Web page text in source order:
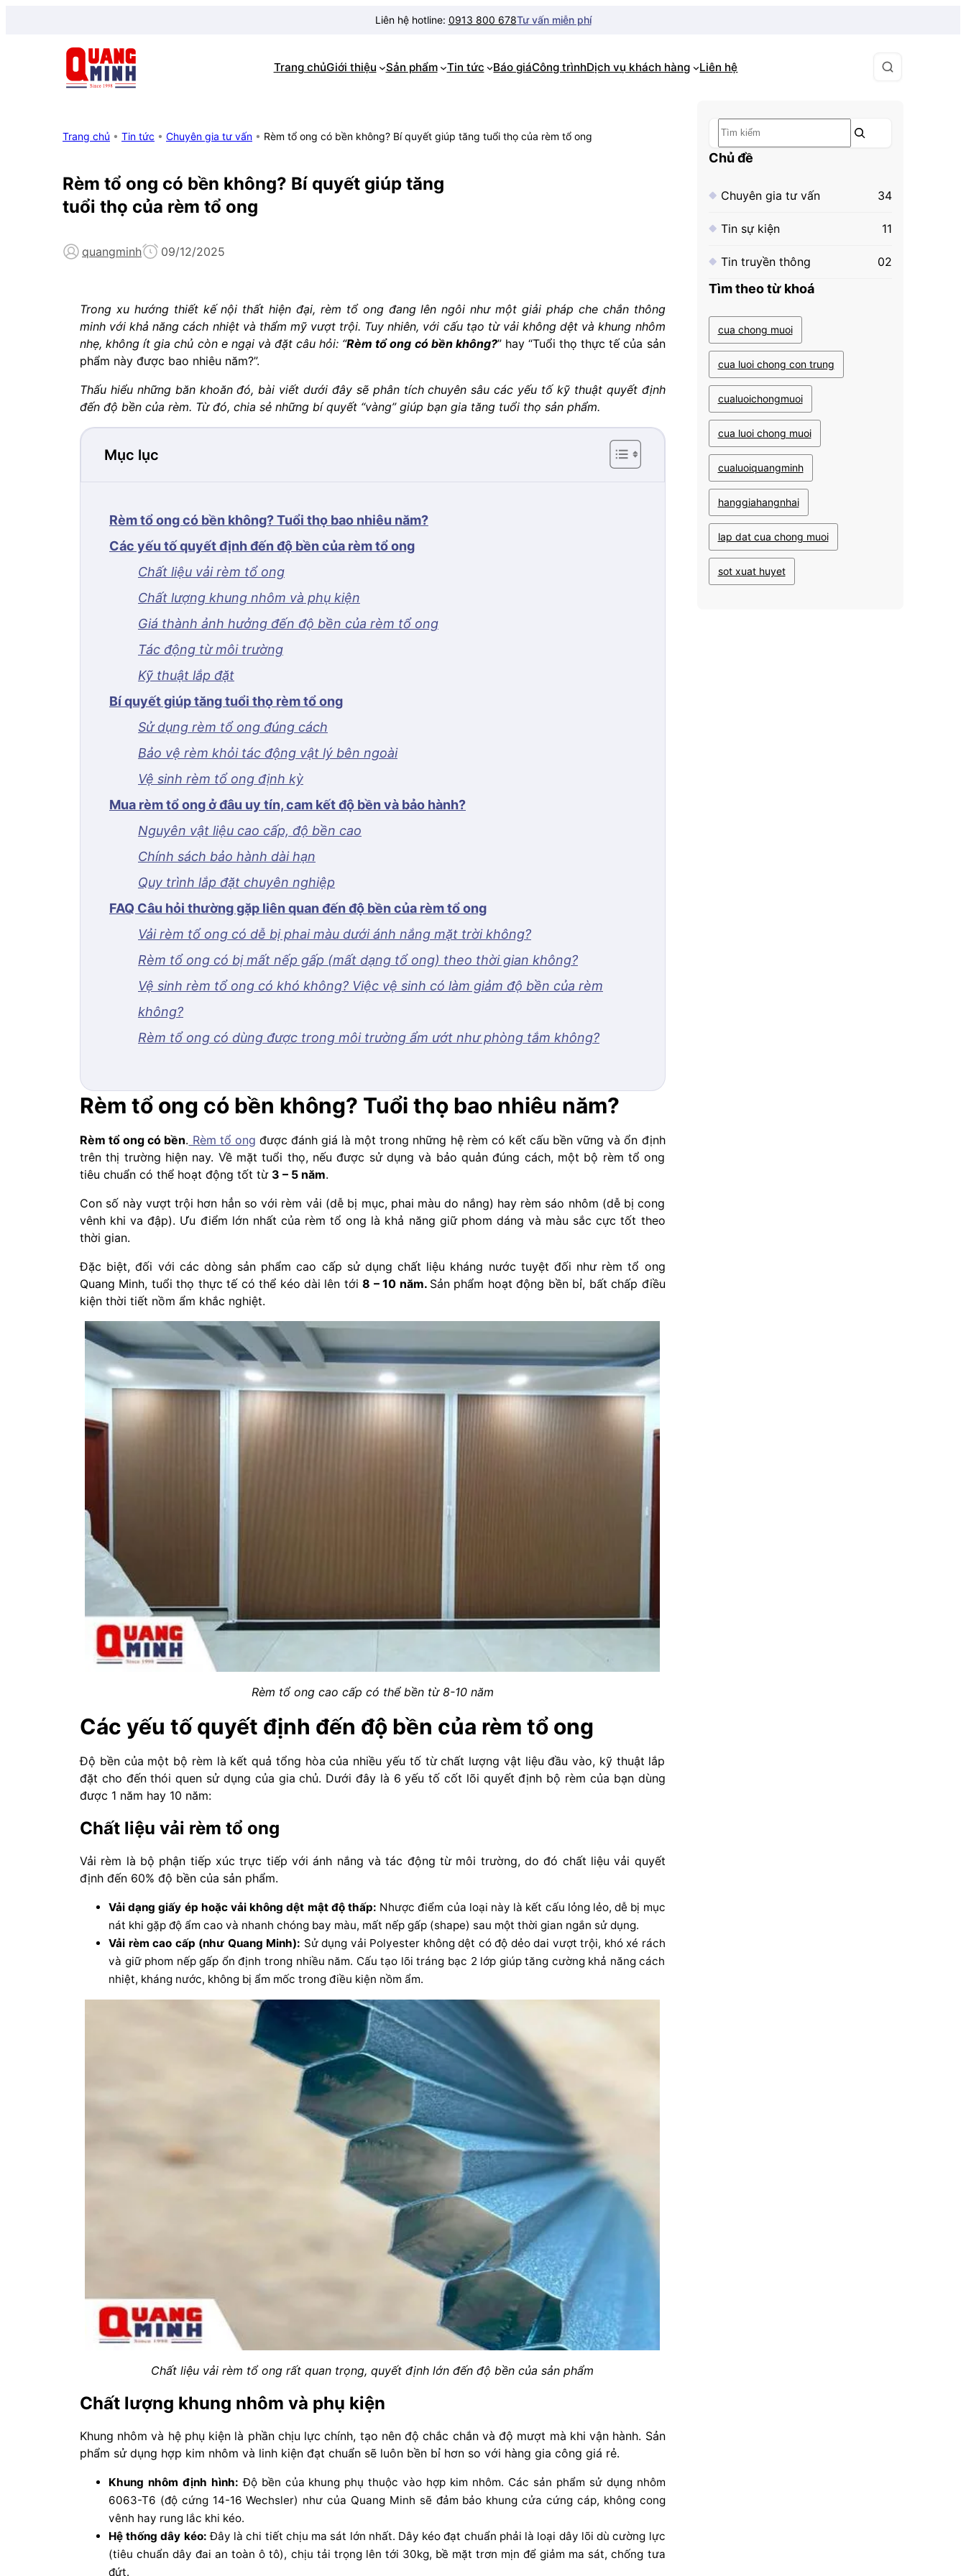
Liên hệ hotline: 0913 800 678Tư vấn miễn phí
Trang chủGiới thiệu Sản phẩm Tin tức Báo giáCông trìnhDịch vụ khách hàng Liên hệ
Trang chủ • Tin tức • Chuyên gia tư vấn • Rèm tổ ong có bền không? Bí quyết giúp tăng tuổi thọ của rèm tổ ong
Rèm tổ ong có bền không? Bí quyết giúp tăng
tuổi thọ của rèm tổ ong
quangminh 09/12/2025
Trong xu hướng thiết kế nội thất hiện đại, rèm tổ ong đang lên ngôi như một giải pháp che chắn thông
minh với khả năng cách nhiệt và thẩm mỹ vượt trội. Tuy nhiên, với cấu tạo từ vải không dệt và khung nhôm
nhẹ, không ít gia chủ còn e ngại và đặt câu hỏi: “Rèm tổ ong có bền không?” hay “Tuổi thọ thực tế của sản
phẩm này được bao nhiêu năm?”.
Thấu hiểu những băn khoăn đó, bài viết dưới đây sẽ phân tích chuyên sâu các yếu tố kỹ thuật quyết định
đến độ bền của rèm. Từ đó, chia sẻ những bí quyết “vàng” giúp bạn gia tăng tuổi thọ sản phẩm.
Mục lục
Rèm tổ ong có bền không? Tuổi thọ bao nhiêu năm?
Các yếu tố quyết định đến độ bền của rèm tổ ong
Chất liệu vải rèm tổ ong
Chất lượng khung nhôm và phụ kiện
Giá thành ảnh hưởng đến độ bền của rèm tổ ong
Tác động từ môi trường
Kỹ thuật lắp đặt
Bí quyết giúp tăng tuổi thọ rèm tổ ong
Sử dụng rèm tổ ong đúng cách
Bảo vệ rèm khỏi tác động vật lý bên ngoài
Vệ sinh rèm tổ ong định kỳ
Mua rèm tổ ong ở đâu uy tín, cam kết độ bền và bảo hành?
Nguyên vật liệu cao cấp, độ bền cao
Chính sách bảo hành dài hạn
Quy trình lắp đặt chuyên nghiệp
FAQ Câu hỏi thường gặp liên quan đến độ bền của rèm tổ ong
Vải rèm tổ ong có dễ bị phai màu dưới ánh nắng mặt trời không?
Rèm tổ ong có bị mất nếp gấp (mất dạng tổ ong) theo thời gian không?
Vệ sinh rèm tổ ong có khó không? Việc vệ sinh có làm giảm độ bền của rèm
không?
Rèm tổ ong có dùng được trong môi trường ẩm ướt như phòng tắm không?
Rèm tổ ong có bền không? Tuổi thọ bao nhiêu năm?
Rèm tổ ong có bền. Rèm tổ ong được đánh giá là một trong những hệ rèm có kết cấu bền vững và ổn định
trên thị trường hiện nay. Về mặt tuổi thọ, nếu được sử dụng và bảo quản đúng cách, một bộ rèm tổ ong
tiêu chuẩn có thể hoạt động tốt từ 3 – 5 năm.
Con số này vượt trội hơn hẳn so với rèm vải (dễ bị mục, phai màu do nắng) hay rèm sáo nhôm (dễ bị cong
vênh khi va đập). Ưu điểm lớn nhất của rèm tổ ong là khả năng giữ phom dáng và màu sắc cực tốt theo
thời gian.
Đặc biệt, đối với các dòng sản phẩm cao cấp sử dụng chất liệu kháng nước tuyệt đối như rèm tổ ong
Quang Minh, tuổi thọ thực tế có thể kéo dài lên tới8 – 10 năm. Sản phẩm hoạt động bền bỉ, bất chấp điều
kiện thời tiết nồm ẩm khắc nghiệt.
Rèm tổ ong cao cấp có thể bền từ 8-10 năm
Các yếu tố quyết định đến độ bền của rèm tổ ong
Độ bền của một bộ rèm là kết quả tổng hòa của nhiều yếu tố từ chất lượng vật liệu đầu vào, kỹ thuật lắp
đặt cho đến thói quen sử dụng của gia chủ. Dưới đây là 6 yếu tố cốt lõi quyết định bộ rèm của bạn dùng
được 1 năm hay 10 năm:
Chất liệu vải rèm tổ ong
Vải rèm là bộ phận tiếp xúc trực tiếp với ánh nắng và tác động từ môi trường, do đó chất liệu vải quyết
định đến 60% độ bền của sản phẩm.
Vải dạng giấy ép hoặc vải không dệt mật độ thấp: Nhược điểm của loại này là kết cấu lỏng lẻo, dễ bị mục
nát khi gặp độ ẩm cao và nhanh chóng bay màu, mất nếp gấp (shape) sau một thời gian ngắn sử dụng.
Vải rèm cao cấp (như Quang Minh): Sử dụng vải Polyester không dệt có độ dẻo dai vượt trội, khó xé rách
và giữ phom nếp gấp ổn định trong nhiều năm. Cấu tạo lõi tráng bạc 2 lớp giúp tăng cường khả năng cách
nhiệt, kháng nước, không bị ẩm mốc trong điều kiện nồm ẩm.
Chất liệu vải rèm tổ ong rất quan trọng, quyết định lớn đến độ bền của sản phẩm
Chất lượng khung nhôm và phụ kiện
Khung nhôm và hệ phụ kiện là phần chịu lực chính, tạo nên độ chắc chắn và độ mượt mà khi vận hành. Sản
phẩm sử dụng hợp kim nhôm và linh kiện đạt chuẩn sẽ luôn bền bỉ hơn so với hàng gia công giá rẻ.
Khung nhôm định hình: Độ bền của khung phụ thuộc vào hợp kim nhôm. Các sản phẩm sử dụng nhôm
6063-T6 (độ cứng 14-16 Wechsler) như của Quang Minh sẽ đảm bảo khung cửa cứng cáp, không cong
vênh hay rung lắc khi kéo.
Hệ thống dây kéo: Đây là chi tiết chịu ma sát lớn nhất. Dây kéo đạt chuẩn phải là loại dây lõi dù cường lực
(tiêu chuẩn dây đai an toàn ô tô), chịu tải trọng lên tới 30kg, bề mặt trơn mịn để giảm ma sát, chống tưa
đứt.
Tìm
kiếm
Chủ đề
Chuyên gia tư vấn 34
Tin sự kiện 11
Tin truyền thông 02
Tìm theo từ khoá
cua chong muoi
cua luoi chong con trung
cualuoichongmuoi
cua luoi chong muoi
cualuoiquangminh
hanggiahangnhai
lap dat cua chong muoi
sot xuat huyet